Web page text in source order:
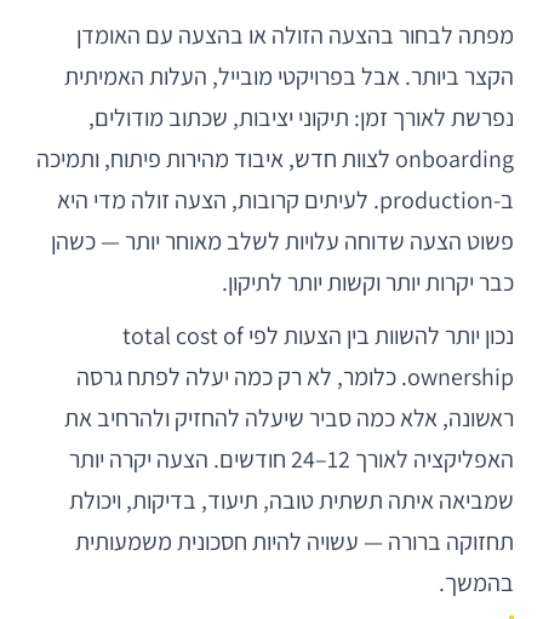
מפתה לבחור בהצעה הזולה או בהצעה עם האומדן
הקצר ביותר. אבל בפרויקטי מובייל, העלות האמיתית
נפרשת לאורך זמן: תיקוני יציבות, שכתוב מודולים,
onboarding לצוות חדש, איבוד מהירות פיתוח, ותמיכה
ב-production. לעיתים קרובות, הצעה זולה מדי היא
פשוט הצעה שדוחה עלויות לשלב מאוחר יותר — כשהן
כבר יקרות יותר וקשות יותר לתיקון.
נכון יותר להשוות בין הצעות לפי total cost of
ownership. כלומר, לא רק כמה יעלה לפתח גרסה
ראשונה, אלא כמה סביר שיעלה להחזיק ולהרחיב את
האפליקציה לאורך 12–24 חודשים. הצעה יקרה יותר
שמביאה איתה תשתית טובה, תיעוד, בדיקות, ויכולת
תחזוקה ברורה — עשויה להיות חסכונית משמעותית
בהמשך.